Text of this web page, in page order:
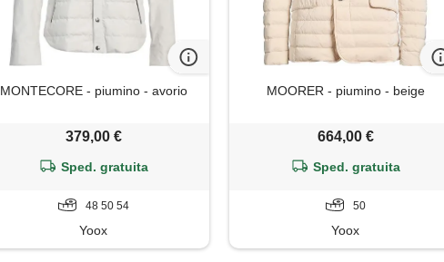
MONTECORE - piumino - avorio
379,00 €
Sped. gratuita
48 50 54
Yoox
MOORER - piumino - beige
664,00 €
Sped. gratuita
50
Yoox